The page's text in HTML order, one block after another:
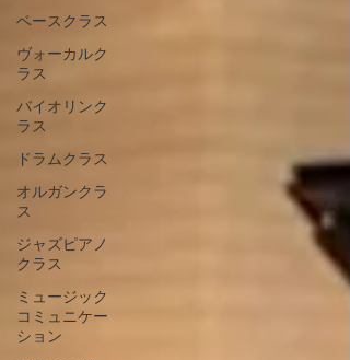
ベースクラス
ヴォーカルク
ラス
バイオリンク
ラス
ドラムクラス
オルガンクラ
ス
ジャズピアノ
クラス
ミュージック
コミュニケー
ション